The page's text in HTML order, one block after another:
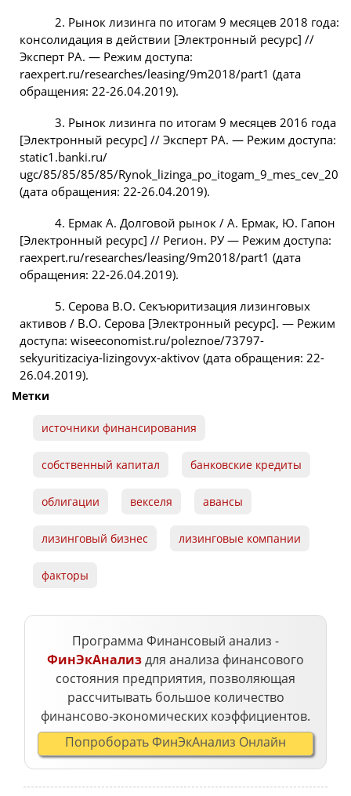
2. Рынок лизинга по итогам 9 месяцев 2018 года:
консолидация в действии [Электронный ресурс] //
Эксперт РА. — Режим доступа:
raexpert.ru/researches/leasing/9m2018/part1 (дата
обращения: 22-26.04.2019).
3. Рынок лизинга по итогам 9 месяцев 2016 года
[Электронный ресурс] // Эксперт РА. — Режим доступа:
static1.banki.ru/
ugc/85/85/85/85/
(дата обращения: 22-26.04.2019).
4. Ермак А. Долговой рынок / А. Ермак, Ю. Гапон
[Электронный ресурс] // Регион. РУ — Режим доступа:
raexpert.ru/researches/leasing/9m2018/part1 (дата
обращения: 22-26.04.2019).
5. Серова В.О. Секъюритизация лизинговых
активов / В.О. Серова [Электронный ресурс]. — Режим
доступа: wiseeconomist.ru/poleznoe/73797-
sekyuritizaciya-lizingovyx-aktivov (дата обращения: 22-
26.04.2019).
Метки
источники финансирования
собственный капитал банковские кредиты
облигации векселя авансы
лизинговый бизнес лизинговые компании
факторы
Программа Финансовый анализ -
ФинЭкАнализдля анализа финансового
состояния предприятия, позволяющая
рассчитывать большое количество
финансово-экономических коэффициентов.
Попроборать ФинЭкАнализ Онлайн